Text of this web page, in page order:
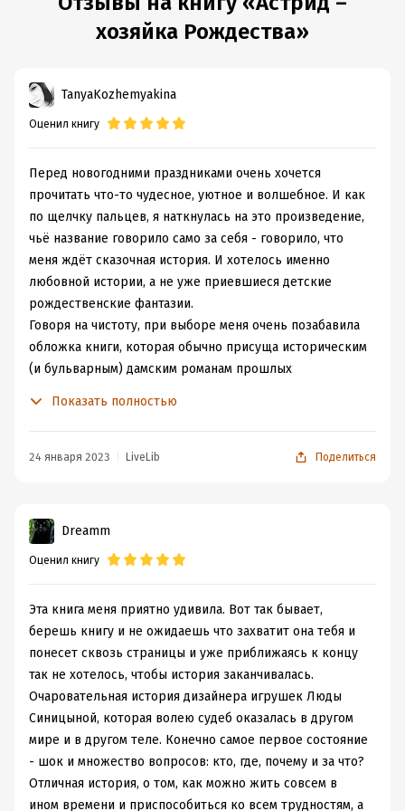
хозяйка Рождества»
TanyaKozhemyakina
Оценил книгу
Перед новогодними праздниками очень хочется
прочитать что-то чудесное, уютное и волшебное. И как
по щелчку пальцев, я наткнулась на это произведение,
чьё название говорило само за себя - говорило, что
меня ждёт сказочная история. И хотелось именно
любовной истории, а не уже приевшиеся детские
рождественские фантазии.
Говоря на чистоту, при выборе меня очень позабавила
обложка книги, которая обычно присуща историческим
(и бульварным) дамским романам прошлых
Да, это очередная книга о попаданке, но в большей
жизни. И ведь до самого конца так и неясно, куда
попала наша героиня - в реальный, но параллельный
мир прошлого или лично задуманный для неё рай
действительности. Да, многие религии проповедуют
переселение душ, но это лишь слепая вера, а не факт.
Без прикрас, эта книга такая душевная, что вселила и в
меня светлый дух декабрьского праздника. Только есть
небольшая заминочка, мимо которой стоит пройти,
если вы не зануда и хотите также наполниться
чудесами. Дело в том, что героиня, проживающая в
современной Москве, попадает в некую
викторианскую эпоху англоязычной страны, и
науськивает местный люд на обычаи празднования
Показать полностью
24 января 2023 LiveLib Поделиться
Dreamm
Оценил книгу
Эта книга меня приятно удивила. Вот так бывает,
берешь книгу и не ожидаешь что захватит она тебя и
понесет сквозь страницы и уже приближаясь к концу
так не хотелось, чтобы история заканчивалась.
Очаровательная история дизайнера игрушек Люды
Синицыной, которая волею судеб оказалась в другом
мире и в другом теле. Конечно самое первое состояние
- шок и множество вопросов: кто, где, почему и за что?
Отличная история, о том, как можно жить совсем в
ином времени и приспособиться ко всем трудностям, а